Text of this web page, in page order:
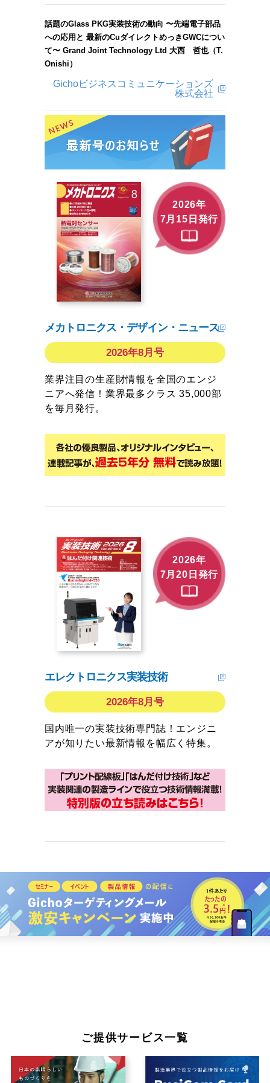
話題のGlass PKG実装技術の動向 〜先端電子部品
への応用と 最新のCuダイレクトめっきGWCについ
て〜 Grand Joint Technology Ltd 大西 哲也（T.
Onishi）
Gichoビジネスコミュニケーションズ
株式会社
2026年
7月15日発行
メカトロニクス・デザイン・ニュース
2026年8月号
業界注目の生産財情報を全国のエンジ
ニアへ発信！業界最多クラス 35,000部
を毎月発行。
2026年
7月20日発行
エレクトロニクス実装技術
2026年8月号
国内唯一の実装技術専門誌！エンジニ
アが知りたい最新情報を幅広く特集。
ご提供サービス一覧